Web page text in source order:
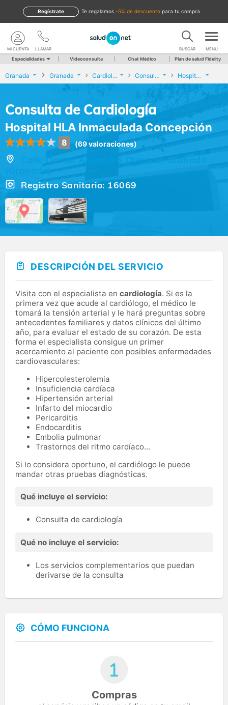
te regalamos -5% de descuento para tu compra
Regístrate
LLAMAR
MI CUENTA BUSCAR MENU
Especialidades Videoconsulta Chat Médico Plan de salud Fidelity
Granada Granada Cardiología Consulta de Cardiología Hospital HLA Inmaculada Concepción
Consulta de Cardiología
Hospital HLA Inmaculada Concepción
8 (69 valoraciones)
Calle Doctor Alejandro Otero, 8, Granada
(Granada)
Registro Sanitario: 16069
DESCRIPCIÓN DEL SERVICIO
Visita con el especialista en cardiología. Si es la
primera vez que acude al cardiólogo, el médico le
tomará la tensión arterial y le hará preguntas sobre
antecedentes familiares y datos clínicos del último
año, para evaluar el estado de su corazón. De esta
forma el especialista consigue un primer
acercamiento al paciente con posibles enfermedades
cardiovasculares:
Hipercolesterolemia
Insuficiencia cardíaca
Hipertensión arterial
Infarto del miocardio
Pericarditis
Endocarditis
Embolia pulmonar
Trastornos del ritmo cardíaco…
Si lo considera oportuno, el cardiólogo le puede
mandar otras pruebas diagnósticas.
Qué incluye el servicio:
Consulta de cardiología
Qué no incluye el servicio:
Los servicios complementarios que puedan
derivarse de la consulta
CÓMO FUNCIONA
Compras